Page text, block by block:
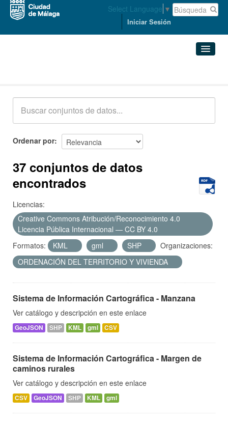
Select Language ▼
Iniciar Sesión
Acerca de
Ordenar por
37 conjuntos de datos
encontrados
Licencias:
Creative Commons Atribución/Reconocimiento 4.0
Licencia Pública Internacional — CC BY 4.0
Formatos:
KML gml SHP
Organizaciones:
ORDENACIÓN DEL TERRITORIO Y VIVIENDA
Sistema de Información Cartográfica - Manzana
Ver catálogo y descripción en este enlace
GeoJSON SHP KML gml CSV
Sistema de Información Cartográfica - Margen de
caminos rurales
Ver catálogo y descripción en este enlace
CSV GeoJSON SHP KML gml